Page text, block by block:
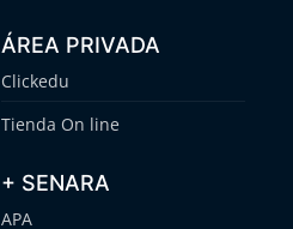
ÁREA PRIVADA
Clickedu
Tienda On line
+ SENARA
APA